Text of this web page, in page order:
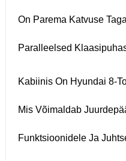
On Parema Katvuse
Paralleelsed
Kabiinis On Hyundai 8-
Mis Võimaldab
Funktsioonidele Ja